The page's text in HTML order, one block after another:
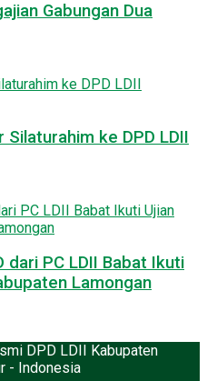
Gabungan Dua
ke DPD LDII
dari PC LDII Babat Ikuti
Lamongan
DPD LDII Kabupaten
- Indonesia